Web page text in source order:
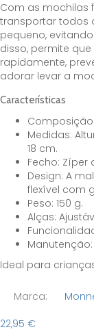
Com as mochilas
transportar todos
pequeno,
disso, permite
rapidamente,
adorar levar a
Características
Medidas:
18 cm.
Fecho:
Design: A
flexível com
Peso: 150 g.
Alças:
Manutenção:
Ideal para
Marca:
22,95 €